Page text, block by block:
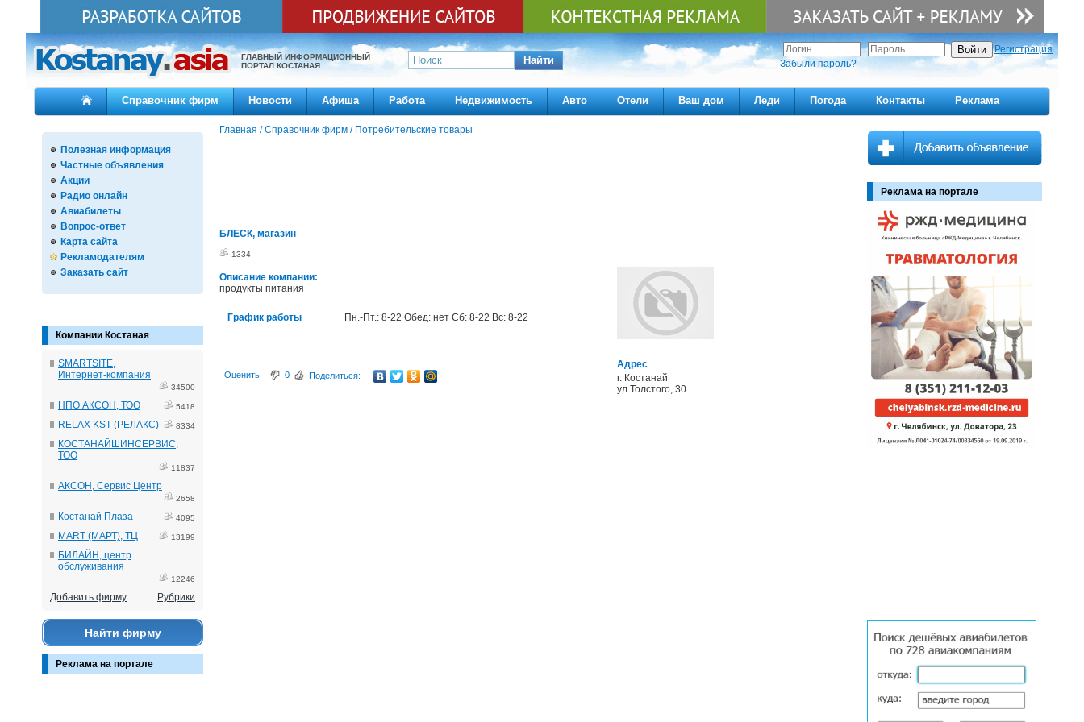
ГЛАВНЫЙ ИНФОРМАЦИОННЫЙ
ПОРТАЛ КОСТАНАЯ
Найти
Регистрация
Забыли пароль?
Справочник фирм Новости Афиша Работа Недвижимость Авто Отели Ваш дом Леди Погода Контакты Реклама
Полезная информация
Частные объявления
Акции
Радио онлайн
Авиабилеты
Вопрос-ответ
Карта сайта
Рекламодателям
Заказать сайт
Компании Костаная
SMARTSITE,
Интернет-компания
34500
НПО АКСОН, ТОО 5418
RELAX KST (РЕЛАКС) 8334
КОСТАНАЙШИНСЕРВИС,
ТОО
11837
АКСОН, Сервис Центр
2658
Костанай Плаза 4095
MART (МАРТ), ТЦ 13199
БИЛАЙН, центр
обслуживания
12246
Добавить фирму Рубрики
Найти фирму
Реклама на портале
Главная /Справочник фирм / Потребительские товары
БЛЕСК, магазин
1334
Описание компании:
продукты питания
Адрес
г. Костанай
ул.Толстого, 30
График работы Пн.-Пт.: 8-22 Обед: нет Сб: 8-22 Вс: 8-22
Оценить 0 Поделиться:
Реклама на портале